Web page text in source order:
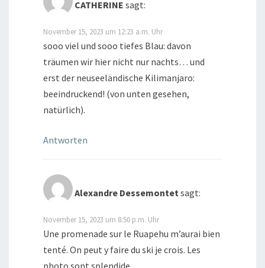
CATHERINE sagt:
November 15, 2023 um 12:23 a.m. Uhr
sooo viel und sooo tiefes Blau: davon
träumen wir hier nicht nur nachts… und
erst der neuseeländische Kilimanjaro:
beeindruckend! (von unten gesehen,
natürlich).
Antworten
Alexandre Dessemontet sagt:
November 15, 2023 um 8:50 p.m. Uhr
Une promenade sur le Ruapehu m’aurai bien
tenté. On peut y faire du ski je crois. Les
photo sont splendide